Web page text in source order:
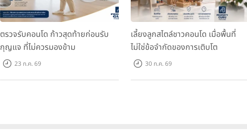
ตรวจรับคอนโด ก้าวสุดท้ายก่อนรับ
กุญแจ ที่ไม่ควรมองข้าม
23 ก.ค. 69
เลี้ยงลูกสไตล์ชาวคอนโด เมื่อพื้นที่
ไม่ใช่ข้อจำกัดของการเติบโต
30 ก.ค. 69